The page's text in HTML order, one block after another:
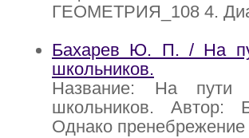
ГЕОМЕТРИЯ_108 4.
Бахарев Ю. П. / На
школьников.
Название: На
школьников.
Однако